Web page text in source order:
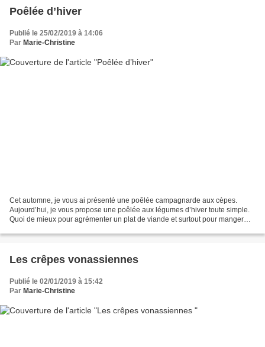
Poêlée d’hiver
Publié le 25/02/2019 à 14:06
Par Marie-Christine
Cet automne, je vous ai présenté une poêlée campagnarde aux cèpes.
Aujourd’hui, je vous propose une poêlée aux légumes d’hiver toute simple.
Quoi de mieux pour agrémenter un plat de viande et surtout pour manger
Les crêpes vonassiennes
Publié le 02/01/2019 à 15:42
Par Marie-Christine